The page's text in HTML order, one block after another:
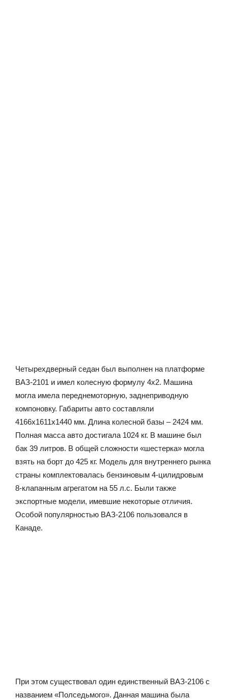
Четырехдверный седан был выполнен на платформе
ВАЗ-2101 и имел колесную формулу 4х2. Машина
могла имела переднемоторную, заднеприводную
компоновку. Габариты авто составляли
4166х1611х1440 мм. Длина колесной базы – 2424 мм.
Полная масса авто достигала 1024 кг. В машине был
бак 39 литров. В общей сложности «шестерка» могла
взять на борт до 425 кг. Модель для внутреннего рынка
страны комплектовалась бензиновым 4-цилидровым
8-клапанным агрегатом на 55 л.с. Были также
экспортные модели, имевшие некоторые отличия.
Особой популярностью ВАЗ-2106 пользовался в
Канаде.
При этом существовал один единственный ВАЗ-2106 с
названием «Полседьмого». Данная машина была